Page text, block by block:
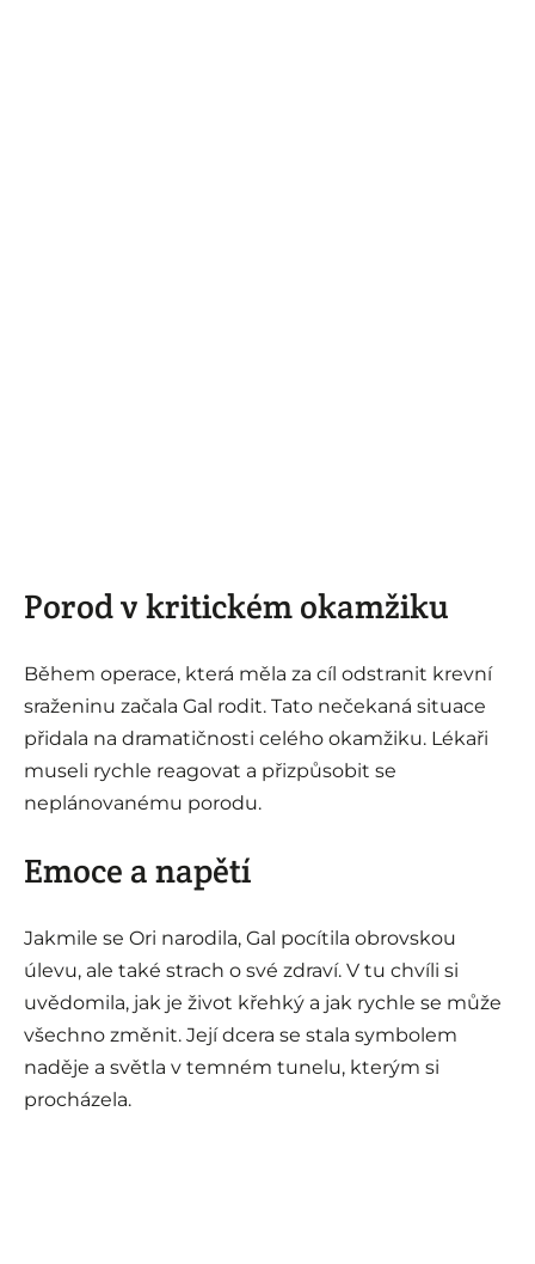
Porod v kritickém okamžiku
Během operace, která měla za cíl odstranit krevní
sraženinu začala Gal rodit. Tato nečekaná situace
přidala na dramatičnosti celého okamžiku. Lékaři
museli rychle reagovat a přizpůsobit se
neplánovanému porodu.
Emoce a napětí
Jakmile se Ori narodila, Gal pocítila obrovskou
úlevu, ale také strach o své zdraví. V tu chvíli si
uvědomila, jak je život křehký a jak rychle se může
všechno změnit. Její dcera se stala symbolem
naděje a světla v temném tunelu, kterým si
procházela.